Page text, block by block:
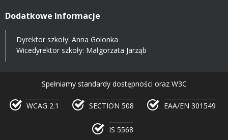
Dodatkowe Informacje
Dyrektor szkoły: Anna Golonka
Wicedyrektor szkoły: Małgorzata Jarząb
Spełniamy standardy dostępności oraz W3C
WCAG 2.1 SECTION 508 EAA/EN 301549
IS 5568